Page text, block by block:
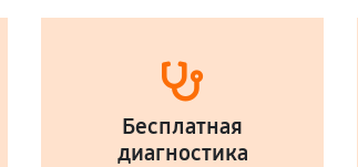
Бесплатная
диагностика